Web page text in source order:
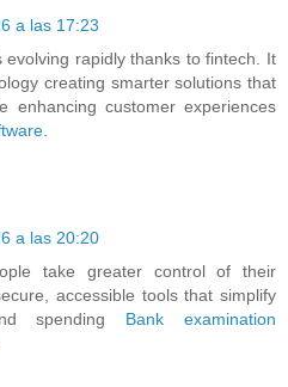
a las 17:23
rapidly thanks to fintech. It
creating smarter solutions that
enhancing customer experiences
a las 20:20
take greater control of their
accessible tools that simplify
spending Bank examination